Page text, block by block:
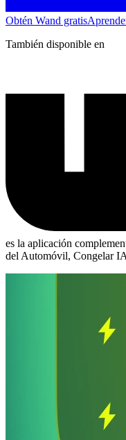
Obtén Wand gratis
También disponible en
es la aplicación
del Automóvil, Congelar